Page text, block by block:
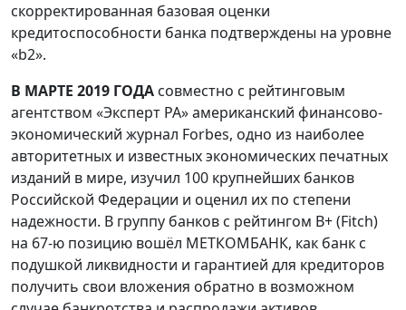
скорректированная базовая оценки
кредитоспособности банка подтверждены на уровне
«b2».
В МАРТЕ 2019 ГОДА совместно с рейтинговым
агентством «Эксперт РА» американский финансово-
экономический журнал Forbes, одно из наиболее
авторитетных и известных экономических печатных
изданий в мире, изучил 100 крупнейших банков
Российской Федерации и оценил их по степени
надежности. В группу банков с рейтингом B+ (Fitch)
на 67-ю позицию вошёл МЕТКОМБАНК, как банк с
подушкой ликвидности и гарантией для кредиторов
получить свои вложения обратно в возможном